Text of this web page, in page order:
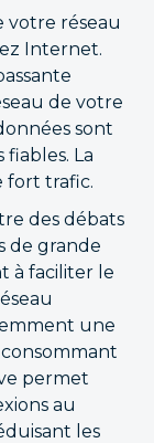
votre réseau
Internet.
de votre
sont
La
fort trafic.
des débats
de grande
à faciliter le
une
permet
au
les